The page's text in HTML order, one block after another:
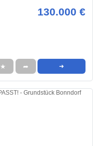
130.000 €
★ ➦ ➜